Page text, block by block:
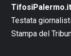
TifosiPalermo.it
Testata
Stampa del